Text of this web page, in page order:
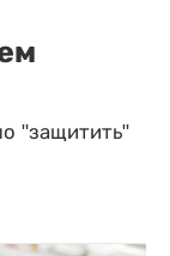
"защитить"